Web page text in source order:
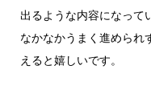
出るような内容になって
なかなかうまく進められ
えると嬉しいです。